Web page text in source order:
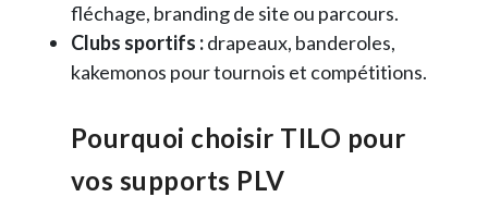
fléchage, branding de site ou parcours.
Clubs sportifs :drapeaux, banderoles,
kakemonos pour tournois et compétitions.
Pourquoi choisir TILO pour
vos supports PLV